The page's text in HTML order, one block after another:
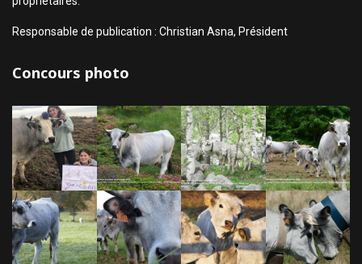
Responsable de publication : Christian Asna, Président
Concours photo